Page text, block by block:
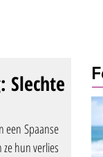
Slechte
een Spaanse
hun verlies